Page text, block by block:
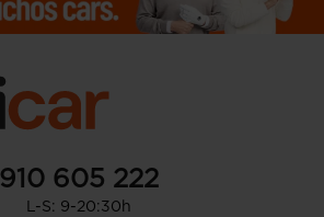
910 605 222
L-S: 9-20:30h